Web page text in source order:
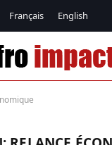
Français English